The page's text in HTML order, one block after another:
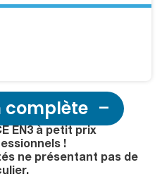
complète
EN3 à petit prix
!
ne présentant pas de